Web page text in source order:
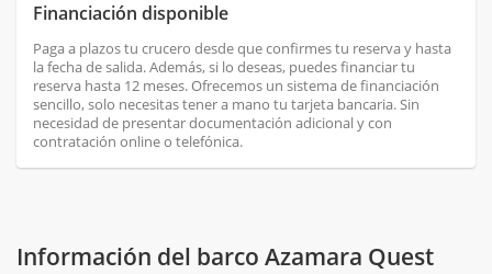
Financiación disponible
Paga a plazos tu crucero desde que confirmes tu reserva y hasta
la fecha de salida. Además, si lo deseas, puedes financiar tu
reserva hasta 12 meses. Ofrecemos un sistema de financiación
sencillo, solo necesitas tener a mano tu tarjeta bancaria. Sin
necesidad de presentar documentación adicional y con
contratación online o telefónica.
Información del barco Azamara Quest